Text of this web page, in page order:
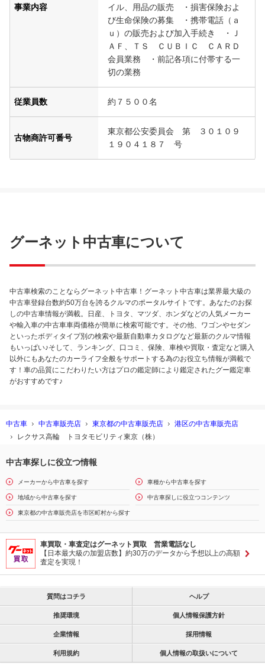
事業内容
イル、用品の販売 ・損害保険およ
び生命保険の募集 ・携帯電話（ａ
ｕ）の販売および加入手続き ・Ｊ
ＡＦ、ＴＳ ＣＵＢＩＣ ＣＡＲＤ
会員業務 ・前記各項に付帯する一
切の業務
従業員数 約７５００名
古物商許可番号
東京都公安委員会 第 ３０１０９
１９０４１８７ 号
グーネット中古車について
中古車検索のことならグーネット中古車！グーネット中古車は業界最大級の
中古車登録台数約50万台を誇るクルマのポータルサイトです。あなたのお探
しの中古車情報が満載。日産、トヨタ、マツダ、ホンダなどの人気メーカー
や輸入車の中古車車両価格が簡単に検索可能です。その他、ワゴンやセダン
といったボディタイプ別の検索や最新自動車カタログなど最新のクルマ情報
もいっぱい♪そして、ランキング、口コミ、保険、車検や買取・査定など購入
以外にもあなたのカーライフ全般をサポートする為のお役立ち情報が満載で
す！車の品質にこだわりたい方はプロの鑑定師により鑑定されたグー鑑定車
がおすすめです♪
中古車 中古車販売店 東京都の中古車販売店
港区の中古車販売店
レクサス高輪 トヨタモビリティ東京（株）
中古車探しに役立つ情報
メーカーから中古車を探す 車種から中古車を探す
地域から中古車を探す 中古車探しに役立つコンテンツ
東京都の中古車販売店を市区町村から探す
車買取・車査定はグーネット買取 営業電話なし
【日本最大級の加盟店数】約30万のデータから予想以上の高額
査定を実現！
質問はコチラ ヘルプ
推奨環境 個人情報保護方針
企業情報 採用情報
利用規約 個人情報の取扱いについて